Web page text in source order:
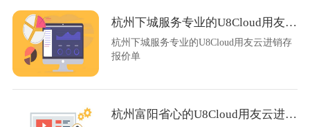
杭州下城服务专业的U8Cloud用友云进销存报价单
杭州下城服务专业的U8Cloud用友云进销存
报价单
杭州富阳省心的U8Cloud用友云进销存哪家有实力